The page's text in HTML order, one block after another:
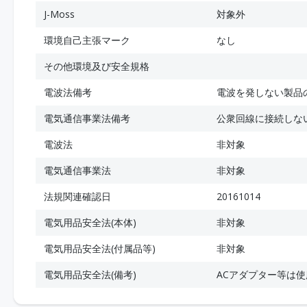
J-Moss
対象外
環境自己主張マーク
なし
その他環境及び安全規格
電波法備考
電波を発しない製品
電気通信事業法備考
公衆回線に接続しな
電波法
非対象
電気通信事業法
非対象
法規関連確認日
20161014
電気用品安全法(本体)
非対象
電気用品安全法(付属品等)
非対象
電気用品安全法(備考)
ACアダプター等は